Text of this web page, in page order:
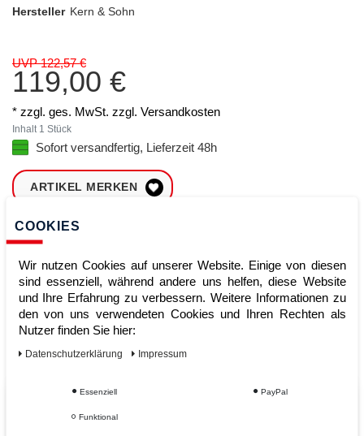
Hersteller Kern & Sohn
UVP 122,57 €
119,00 €
* zzgl. ges. MwSt. zzgl. Versandkosten
Inhalt 1 Stück
Sofort versandfertig, Lieferzeit 48h
ARTIKEL MERKEN
ZUM WARENKORB
Sofort lieferbar
Kauf auf Rechnung
COOKIES
Wir nutzen Cookies auf unserer Website. Einige von diesen
sind essenziell, während andere uns helfen, diese Website
und Ihre Erfahrung zu verbessern. Weitere Informationen zu
den von uns verwendeten Cookies und Ihren Rechten als
Nutzer finden Sie hier:
Daten­schutz­erklärung Impressum
Essenziell PayPal
Funktional